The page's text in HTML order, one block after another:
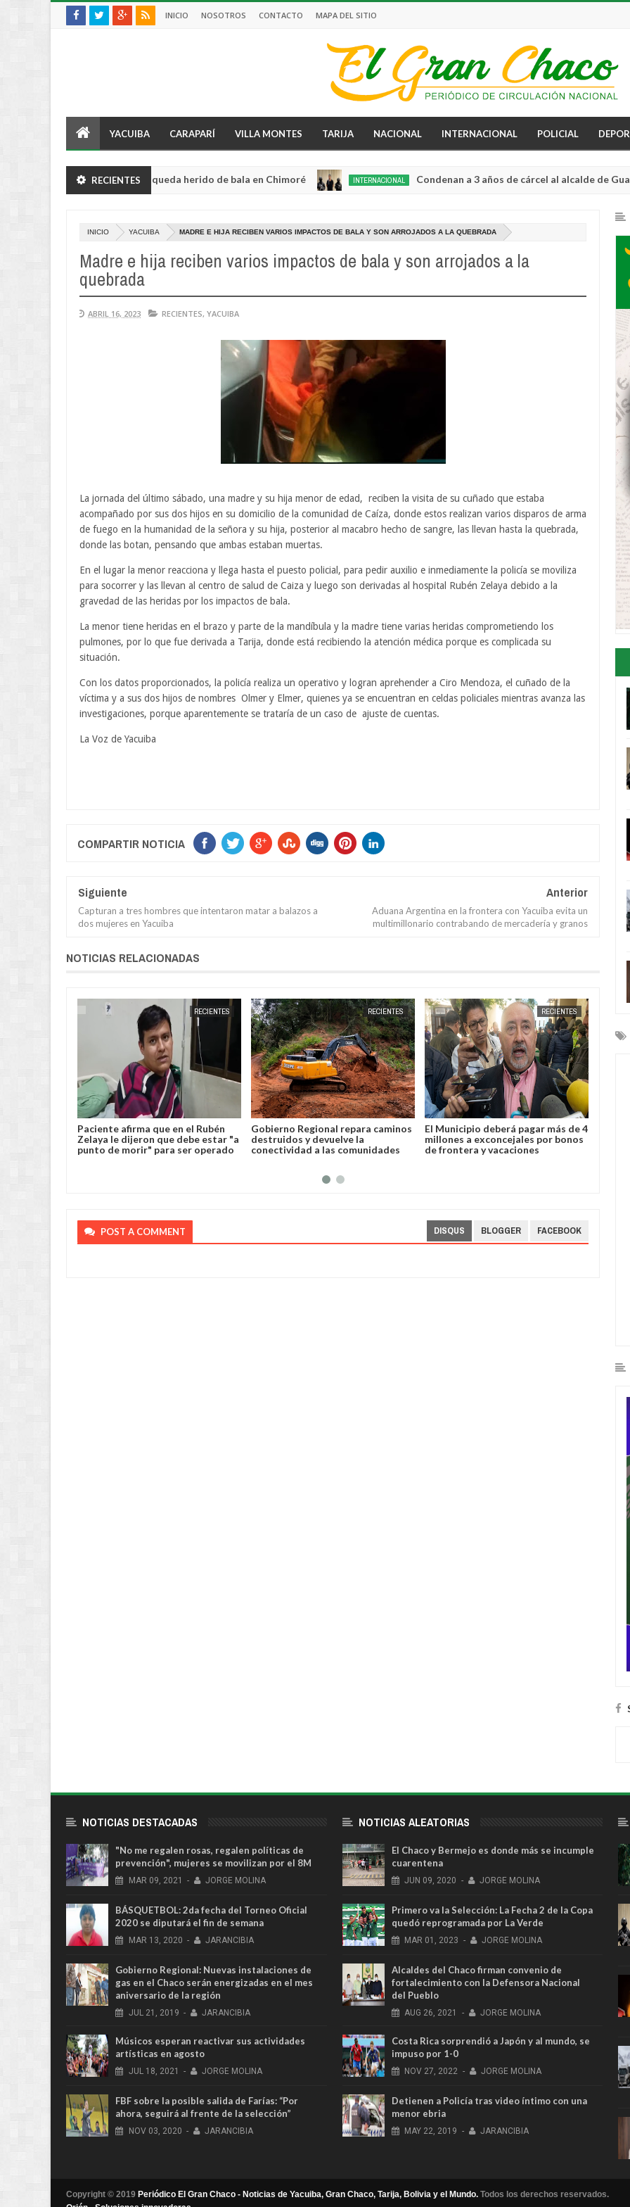
INICIO NOSOTROS CONTACTO MAPA DEL SITIO
YACUIBA CARAPARÍ VILLA MONTES TARIJA NACIONAL INTERNACIONAL POLICIAL
RECIENTES
sufre violento robo y queda herido de bala en Chimoré INTERNACIONAL Condenan a 3 años de cárcel al alcalde de
INICIO YACUIBA MADRE E HIJA RECIBEN VARIOS IMPACTOS DE BALA Y SON ARROJADOS A LA QUEBRADA
Madre e hija reciben varios impactos de bala y son arrojados a la
quebrada
ABRIL 16, 2023 RECIENTES, YACUIBA
La jornada del último sábado, una madre y su hija menor de edad, reciben la visita de su cuñado que estaba
acompañado por sus dos hijos en su domicilio de la comunidad de Caíza, donde estos realizan varios disparos de arma
de fuego en la humanidad de la señora y su hija, posterior al macabro hecho de sangre, las llevan hasta la quebrada,
donde las botan, pensando que ambas estaban muertas.
En el lugar la menor reacciona y llega hasta el puesto policial, para pedir auxilio e inmediamente la policía se moviliza
para socorrer y las llevan al centro de salud de Caiza y luego son derivadas al hospital Rubén Zelaya debido a la
gravedad de las heridas por los impactos de bala.
La menor tiene heridas en el brazo y parte de la mandíbula y la madre tiene varias heridas comprometiendo los
pulmones, por lo que fue derivada a Tarija, donde está recibiendo la atención médica porque es complicada su
situación.
Con los datos proporcionados, la policía realiza un operativo y logran aprehender a Ciro Mendoza, el cuñado de la
víctima y a sus dos hijos de nombres Olmer y Elmer, quienes ya se encuentran en celdas policiales mientras avanza las
investigaciones, porque aparentemente se trataría de un caso de ajuste de cuentas.
La Voz de Yacuiba
COMPARTIR NOTICIA
Siguiente
Capturan a tres hombres que intentaron matar a balazos a
dos mujeres en Yacuiba
Anterior
Aduana Argentina en la frontera con Yacuiba evita un
multimillonario contrabando de mercadería y granos
NOTICIAS RELACIONADAS
JUN
RECIENTES
Paciente afirma que en el Rubén
Zelaya le dijeron que debe estar "a
punto de morir" para ser operado
RECIENTES
Gobierno Regional repara caminos
destruidos y devuelve la
conectividad a las comunidades
RECIENTES
El Municipio deberá pagar más de 4
millones a exconcejales por bonos
de frontera y vacaciones
con
JORGE MOLINA
POST A COMMENT DISQUS BLOGGER FACEBOOK
NOTICIAS DESTACADAS
"No me regalen rosas, regalen políticas de
prevención", mujeres se movilizan por el 8M
MAR 09, 2021 - JORGE MOLINA
BÁSQUETBOL: 2da fecha del Torneo Oficial
2020 se diputará el fin de semana
MAR 13, 2020 - JARANCIBIA
Gobierno Regional: Nuevas instalaciones de
gas en el Chaco serán energizadas en el mes
aniversario de la región
JUL 21, 2019 - JARANCIBIA
Músicos esperan reactivar sus actividades
artísticas en agosto
JUL 18, 2021 - JORGE MOLINA
FBF sobre la posible salida de Farías: “Por
ahora, seguirá al frente de la selección”
NOV 03, 2020 - JARANCIBIA
NOTICIAS ALEATORIAS
El Chaco y Bermejo es donde más se incumple
cuarentena
JUN 09, 2020 - JORGE MOLINA
Primero va la Selección: La Fecha 2 de la Copa
quedó reprogramada por La Verde
MAR 01, 2023 - JORGE MOLINA
Alcaldes del Chaco firman convenio de
fortalecimiento con la Defensora Nacional
del Pueblo
AUG 26, 2021 - JORGE MOLINA
Costa Rica sorprendió a Japón y al mundo, se
impuso por 1-0
NOV 27, 2022 - JORGE MOLINA
Detienen a Policía tras video íntimo con una
menor ebria
MAY 22, 2019 - JARANCIBIA
Copyright © 2019 Periódico El Gran Chaco - Noticias de Yacuiba, Gran Chaco, Tarija, Bolivia y el Mundo. Todos los derechos reservados.